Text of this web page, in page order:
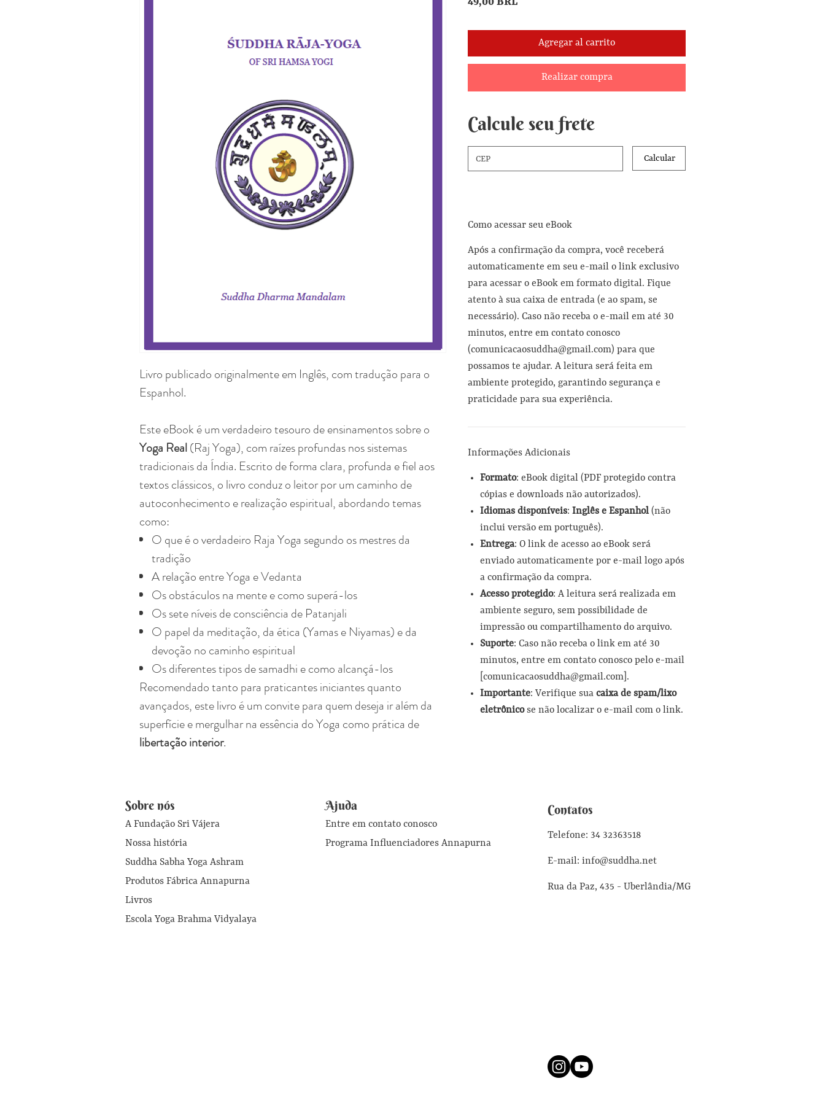
Livro publicado originalmente em Inglês, com tradução para o
Espanhol.
Este eBook é um verdadeiro tesouro de ensinamentos sobre o
Yoga Real(Raj Yoga), com raízes profundas nos sistemas
tradicionais da Índia. Escrito de forma clara, profunda e fiel aos
textos clássicos, o livro conduz o leitor por um caminho de
autoconhecimento e realização espiritual, abordando temas
como:
O que é o verdadeiro Raja Yoga segundo os mestres da
tradição
A relação entre Yoga e Vedanta
Os obstáculos na mente e como superá-los
Os sete níveis de consciência de Patanjali
O papel da meditação, da ética (Yamas e Niyamas) e da
devoção no caminho espiritual
Os diferentes tipos de samadhi e como alcançá-los
Recomendado tanto para praticantes iniciantes quanto
avançados, este livro é um convite para quem deseja ir além da
superfície e mergulhar na essência do Yoga como prática de
libertação interior.
Agregar al carrito
Realizar compra
Calcule seu frete
Calcular
Como acessar seu eBook
Após a confirmação da compra, você receberá
automaticamente em seu e-mail o link exclusivo
para acessar o eBook em formato digital. Fique
atento à sua caixa de entrada (e ao spam, se
necessário). Caso não receba o e-mail em até 30
minutos, entre em contato conosco
(comunicacaosuddha@gmail.com) para que
possamos te ajudar. A leitura será feita em
ambiente protegido, garantindo segurança e
praticidade para sua experiência.
Informações Adicionais
Formato: eBook digital (PDF protegido contra
cópias e downloads não autorizados).
Idiomas disponíveis: Inglês e Espanhol (não
inclui versão em português).
Entrega: O link de acesso ao eBook será
enviado automaticamente por e-mail logo após
a confirmação da compra.
Acesso protegido: A leitura será realizada em
ambiente seguro, sem possibilidade de
impressão ou compartilhamento do arquivo.
Suporte: Caso não receba o link em até 30
minutos, entre em contato conosco pelo e-mail
[comunicacaosuddha@gmail.com].
Importante: Verifique sua caixa de spam/lixo
eletrônicose não localizar o e-mail com o link.
Sobre nós
A Fundação Sri Vájera
Nossa história
Suddha Sabha Yoga Ashram
Produtos Fábrica Annapurna
Livros
Escola Yoga Brahma Vidyalaya
Ajuda
Entre em contato conosco
Programa Influenciadores Annapurna
Contatos
Telefone: 34 32363518
E-mail: info@suddha.net
Rua da Paz, 435 - Uberlândia/MG